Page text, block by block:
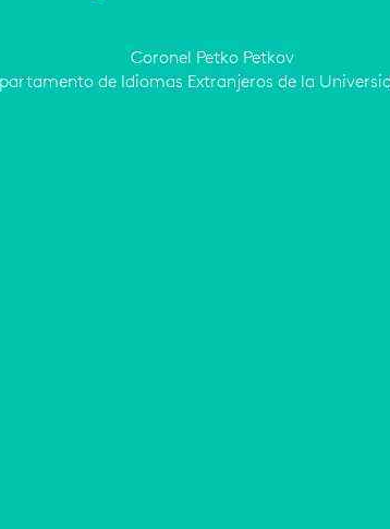
Coronel Petko Petkov
de Idiomas Extranjeros de la